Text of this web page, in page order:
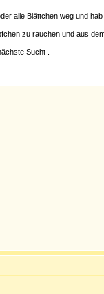
alle Blättchen weg und hab
zu rauchen und aus
Sucht .